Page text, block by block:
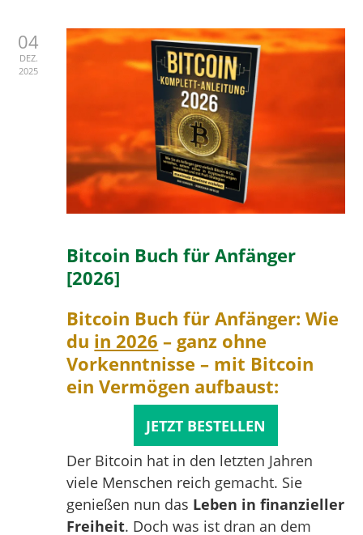
04
DEZ.
2025
Bitcoin Buch für Anfänger
[2026]
Bitcoin Buch für Anfänger: Wie
du in 2026 – ganz ohne
Vorkenntnisse – mit Bitcoin
einVermögen aufbaust:
JETZT BESTELLEN
Der Bitcoin hat in den letzten Jahren
viele Menschen reich gemacht. Sie
genießen nun das Leben in finanzieller
Freiheit. Doch was ist dran an dem